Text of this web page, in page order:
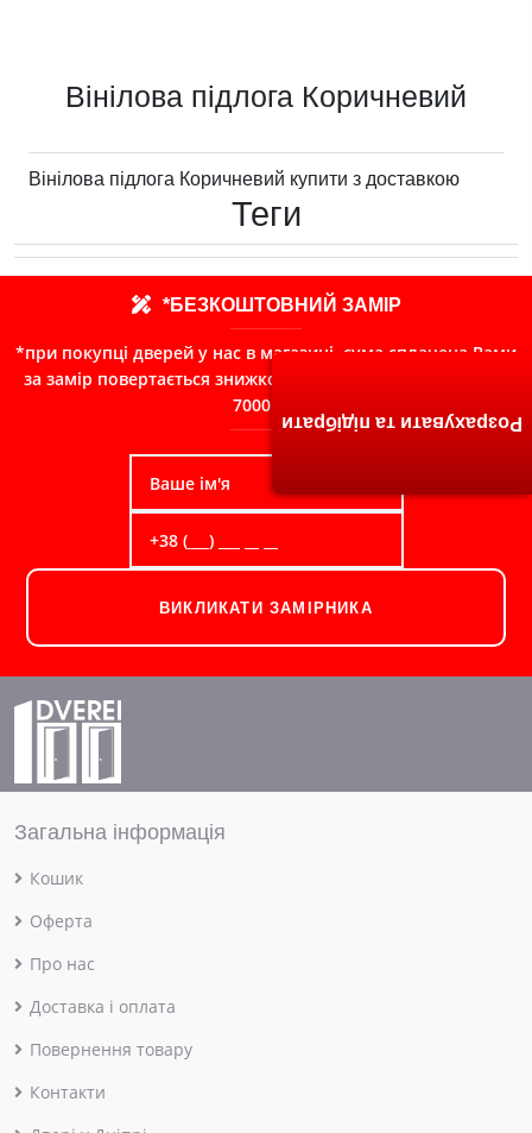
Вінілова підлога Коричневий
Вінілова підлога Коричневий купити з доставкою
Теги
*БЕЗКОШТОВНИЙ ЗАМІР
*при покупці дверей у нас в магазині, сума сплачена Вами
за замір повертається знижкою в чек при замовленні від
7000грн
ВИКЛИКАТИ ЗАМІРНИКА
Загальна інформація
Кошик
Оферта
Про нас
Доставка і оплата
Повернення товару
Контакти
Розрахувати та підібрати